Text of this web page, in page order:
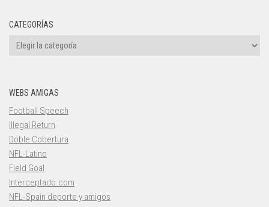
CATEGORÍAS
Categorías
WEBS AMIGAS
Football Speech
Illegal Return
Doble Cobertura
NFL-Latino
Field Goal
Interceptado.com
NFL-Spain deporte y amigos